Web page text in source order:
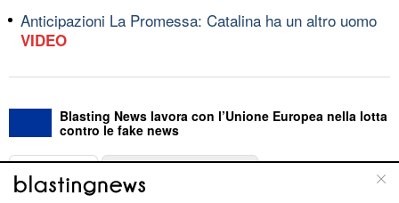
Anticipazioni La Promessa: Catalina ha un altro uomo
VIDEO
Blasting News lavora con l’Unione Europea nella lotta
contro le fake news
ABOUT